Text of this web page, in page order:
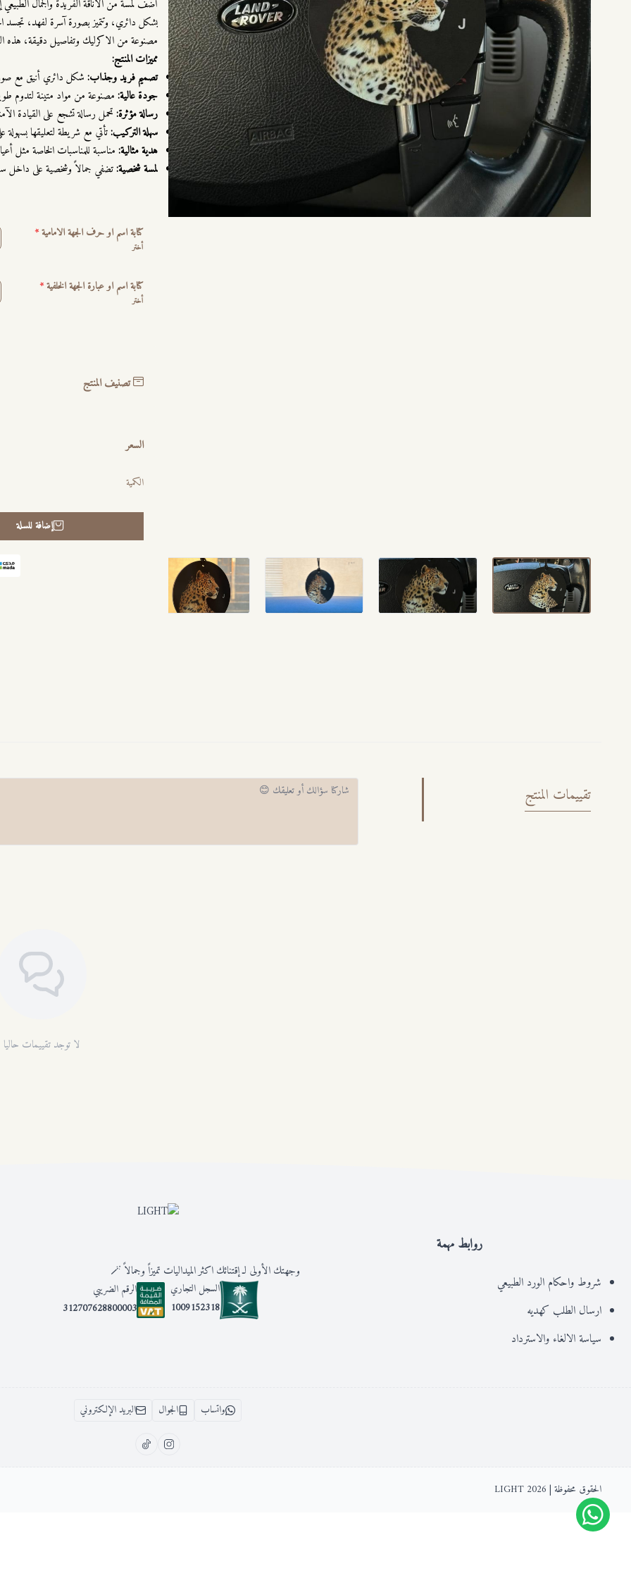
أضف لمسة من الأناقة الفريدة والجمال
بشكل دائري، وتتميز بصورة آسرة لفهد، تجسد
مصنوعة من الاكرليك وتفاصيل دقيقة، هذه
مميزات المنتج:
تصميم فريد وجذاب:شكل دائري أنيق مع
جودة عالية:مصنوعة من مواد متينة لتدوم
رسالة مؤثرة:تحمل رسالة تشجع على القيادة
سهلة التركيب:تأتي مع شريطة لتعليقها بسهولة
هدية مثالية:مناسبة للمناسبات الخاصة مثل
لمسة شخصية:تضفي جمالاً وشخصية على داخل
كتابة اسم او حرف الجهة الامامية*
أختر
كتابة اسم او عبارة الجهة الخلفية*
أختر
تصنيف المنتج
السعر
الكمية
إضافة للسلة
تقييمات المنتج
لا توجد تقييمات حاليا
روابط مهمة
شروط واحكام الورد الطبيعي
ارسال الطلب كهديه
سياسة الالغاء والاسترداد
وجهتك الأولى لـ إقتنائك اكثر الميداليات تميزاً وجمالاً 🪄
السجل التجاري
1009152318
الرقم الضريبي
312707628800003
واتساب الجوال البريد الإلكتروني
الحقوق محفوظة | 2026 LIGHT